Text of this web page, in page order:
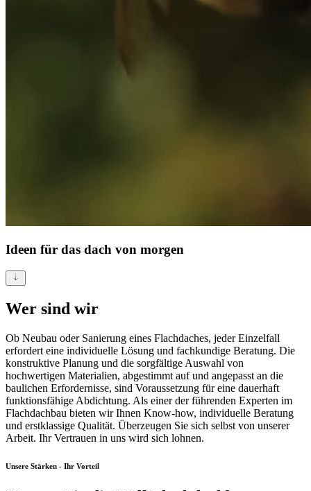
Ideen für das dach von morgen
Wer sind wir
Ob Neubau oder Sanierung eines Flachdaches, jeder Einzelfall
erfordert eine individuelle Lösung und fachkundige Beratung. Die
konstruktive Planung und die sorgfältige Auswahl von
hochwertigen Materialien, abgestimmt auf und angepasst an die
baulichen Erfordernisse, sind Voraussetzung für eine dauerhaft
funktionsfähige Abdichtung. Als einer der führenden Experten im
Flachdachbau bieten wir Ihnen Know-how, individuelle Beratung
und erstklassige Qualität. Überzeugen Sie sich selbst von unserer
Arbeit. Ihr Vertrauen in uns wird sich lohnen.
Unsere Stärken - Ihr Vorteil